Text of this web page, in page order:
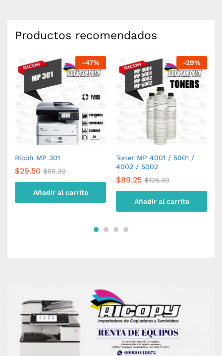
Productos recomendados
-47%
Ricoh MP 301
$29.50 $55.30
Añadir al carrito
-29%
Toner MP 4001 / 5001 /
4002 / 5002
$89.25 $125.30
Añadir al carrito